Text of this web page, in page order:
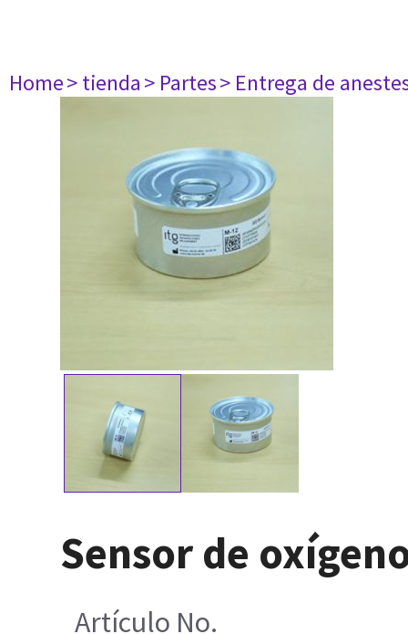
Home> tienda> Partes> Entrega de
Sensor de
Artículo No.